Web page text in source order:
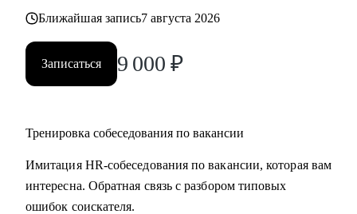
Ближайшая запись7 августа 2026
Записаться 9 000 ₽
Тренировка собеседования по вакансии
Имитация HR-собеседования по вакансии, которая вам
интересна. Обратная связь с разбором типовых
ошибок соискателя.